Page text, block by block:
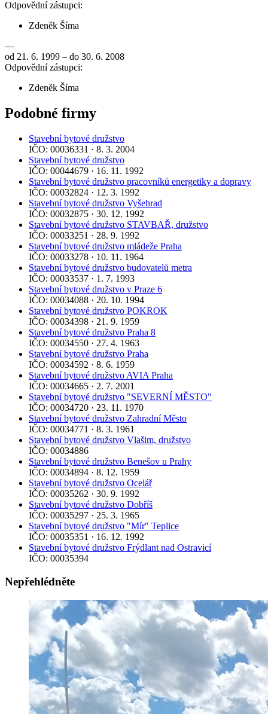
Odpovědní zástupci:
Zdeněk Šíma
—
od 21. 6. 1999 – do 30. 6. 2008
Odpovědní zástupci:
Zdeněk Šíma
Podobné firmy
Stavební bytové družstvo
IČO: 00036331 · 8. 3. 2004
Stavební bytové družstvo
IČO: 00044679 · 16. 11. 1992
Stavební bytové družstvo pracovníků energetiky a dopravy
IČO: 00032824 · 12. 3. 1992
Stavební bytové družstvo Vyšehrad
IČO: 00032875 · 30. 12. 1992
Stavební bytové družstvo STAVBAŘ, družstvo
IČO: 00033251 · 28. 9. 1992
Stavební bytové družstvo mládeže Praha
IČO: 00033278 · 10. 11. 1964
Stavební bytové družstvo budovatelů metra
IČO: 00033537 · 1. 7. 1993
Stavební bytové družstvo v Praze 6
IČO: 00034088 · 20. 10. 1994
Stavební bytové družstvo POKROK
IČO: 00034398 · 21. 9. 1959
Stavební bytové družstvo Praha 8
IČO: 00034550 · 27. 4. 1963
Stavební bytové družstvo Praha
IČO: 00034592 · 8. 6. 1959
Stavební bytové družstvo AVIA Praha
IČO: 00034665 · 2. 7. 2001
Stavební bytové družstvo "SEVERNÍ MĚSTO"
IČO: 00034720 · 23. 11. 1970
Stavební bytové družstvo Zahradní Město
IČO: 00034771 · 8. 3. 1961
Stavební bytové družstvo Vlašim, družstvo
IČO: 00034886
Stavební bytové družstvo Benešov u Prahy
IČO: 00034894 · 8. 12. 1959
Stavební bytové družstvo Ocelář
IČO: 00035262 · 30. 9. 1992
Stavební bytové družstvo Dobříš
IČO: 00035297 · 25. 3. 1965
Stavební bytové družstvo "Mír" Teplice
IČO: 00035351 · 16. 12. 1992
Stavební bytové družstvo Frýdlant nad Ostravicí
IČO: 00035394
Nepřehlédněte